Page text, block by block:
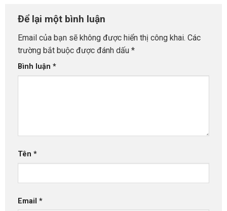
Để lại một bình luận
Email của bạn sẽ không được hiển thị công khai. Các
trường bắt buộc được đánh dấu *
Bình luận *
Tên *
Email *